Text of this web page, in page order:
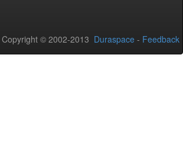
Copyright © 2002-2013 Duraspace - Feedback